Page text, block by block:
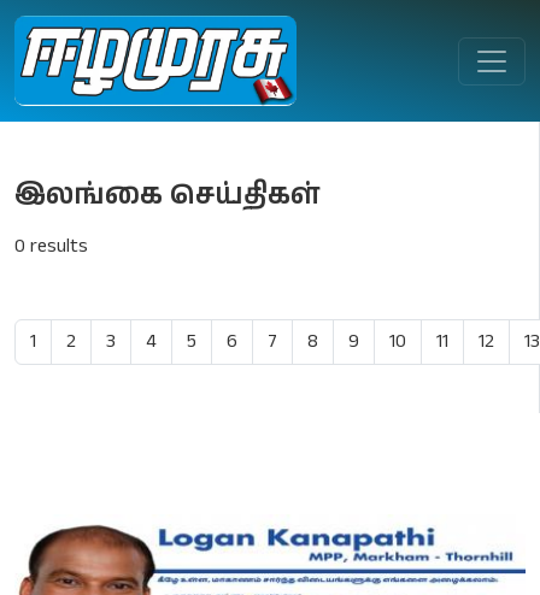
இலங்கை செய்திகள்
0 results
1 2 3 4 5 6 7 8 9 10 11 12 13